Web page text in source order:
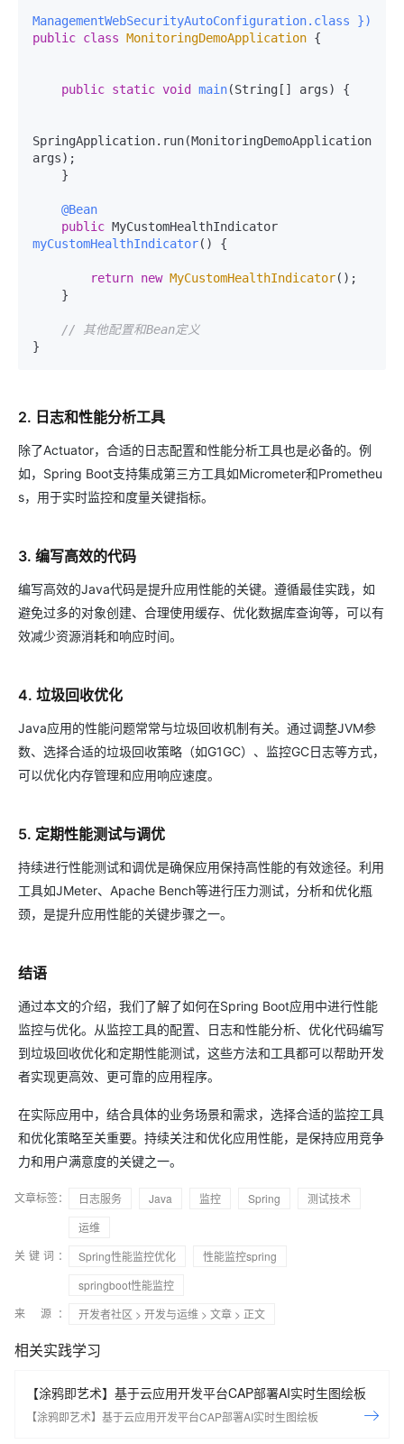
ManagementWebSecurityAutoConfiguration.class })
public class MonitoringDemoApplication {
public static void main(String[] args) {
args);
@Bean
public
myCustomHealthIndicator() {
return new MyCustomHealthIndicator();
// 其他配置和Bean定义
2. 日志和性能分析工具
除了Actuator，合适的日志配置和性能分析工具也是必备的。例
如，Spring Boot支持集成第三方工具如Micrometer和Prometheu
s，用于实时监控和度量关键指标。
3. 编写高效的代码
编写高效的Java代码是提升应用性能的关键。遵循最佳实践，如
避免过多的对象创建、合理使用缓存、优化数据库查询等，可以有
效减少资源消耗和响应时间。
4. 垃圾回收优化
Java应用的性能问题常常与垃圾回收机制有关。通过调整JVM参
数、选择合适的垃圾回收策略（如G1GC）、监控GC日志等方式，
可以优化内存管理和应用响应速度。
5. 定期性能测试与调优
持续进行性能测试和调优是确保应用保持高性能的有效途径。利用
工具如JMeter、Apache Bench等进行压力测试，分析和优化瓶
颈，是提升应用性能的关键步骤之一。
结语
通过本文的介绍，我们了解了如何在Spring Boot应用中进行性能
监控与优化。从监控工具的配置、日志和性能分析、优化代码编写
到垃圾回收优化和定期性能测试，这些方法和工具都可以帮助开发
者实现更高效、更可靠的应用程序。
在实际应用中，结合具体的业务场景和需求，选择合适的监控工具
和优化策略至关重要。持续关注和优化应用性能，是保持应用竞争
力和用户满意度的关键之一。
文章标签： 日志服务 Java 监控 Spring
测试技术
运维
关键词：
Spring性能监控优化
性能监控spring
springboot性能监控
来 源：
开发者社区 > 开发与运维 > 文章 > 正文
相关实践学习
【涂鸦即艺术】基于云应用开发平台CAP部署AI实时生图绘板
【涂鸦即艺术】基于云应用开发平台CAP部署AI实时生图绘板